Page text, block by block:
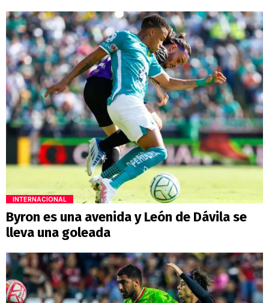
INTERNACIONAL
Byron es una avenida y León de Dávila se
lleva una goleada